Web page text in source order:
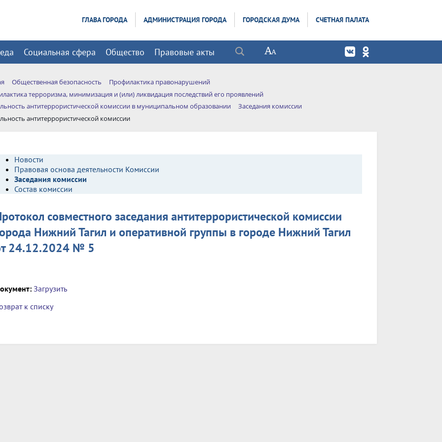
ГЛАВА ГОРОДА АДМИНИСТРАЦИЯ ГОРОДА ГОРОДСКАЯ ДУМА СЧЕТНАЯ ПАЛАТА
Социальная сфера Общество Правовые акты
Общественная безопасность
Профилактика правонарушений
терроризма, минимизация и (или) ликвидация последствий его проявлений
антитеррористической комиссии в муниципальном образовании
Заседания комиссии
антитеррористической комиссии
Новости
Правовая основа деятельности Комиссии
Заседания комиссии
Состав комиссии
совместного заседания антитеррористической комиссии
Нижний Тагил и оперативной группы в городе Нижний Тагил
24.12.2024 № 5
Загрузить
к списку